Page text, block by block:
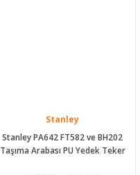
Stanley
Stanley PA642 FT582 ve BH202
Taşıma Arabası PU Yedek Teker